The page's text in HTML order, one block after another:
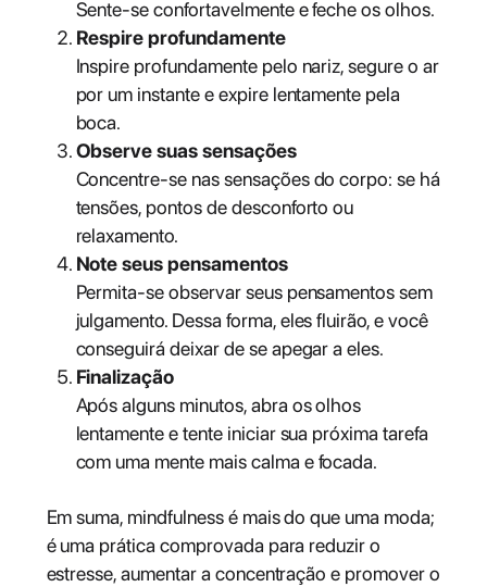
Sente-se confortavelmente e feche os olhos.
Respire profundamente
Inspire profundamente pelo nariz, segure o ar
por um instante e expire lentamente pela
boca.
Observe suas sensações
Concentre-se nas sensações do corpo: se há
tensões, pontos de desconforto ou
relaxamento.
Note seus pensamentos
Permita-se observar seus pensamentos sem
julgamento. Dessa forma, eles fluirão, e você
conseguirá deixar de se apegar a eles.
Finalização
Após alguns minutos, abra os olhos
lentamente e tente iniciar sua próxima tarefa
com uma mente mais calma e focada.
Em suma, mindfulness é mais do que uma moda;
é uma prática comprovada para reduzir o
estresse, aumentar a concentração e promover o